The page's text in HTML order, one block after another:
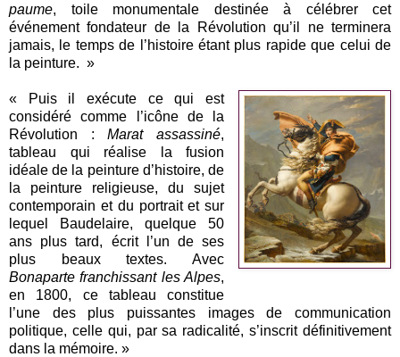
paume, toile monumentale destinée à célébrer cet
événement fondateur de la Révolution qu’il ne terminera
jamais, le temps de l’histoire étant plus rapide que celui de
la peinture. »
« Puis il exécute ce qui est
considéré comme l’icône de la
Révolution :Marat assassiné,
tableau qui réalise la fusion
idéale de la peinture d’histoire, de
la peinture religieuse, du sujet
contemporain et du portrait et sur
lequel Baudelaire, quelque 50
ans plus tard, écrit l’un de ses
plus beaux textes. Avec
Bonaparte franchissant les Alpes,
en 1800, ce tableau constitue
l’une des plus puissantes images de communication
politique, celle qui, par sa radicalité, s’inscrit définitivement
dans la mémoire. »